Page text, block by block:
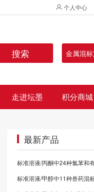
个人中心
搜索 金属混
走进坛墨 积分商城
最新产品